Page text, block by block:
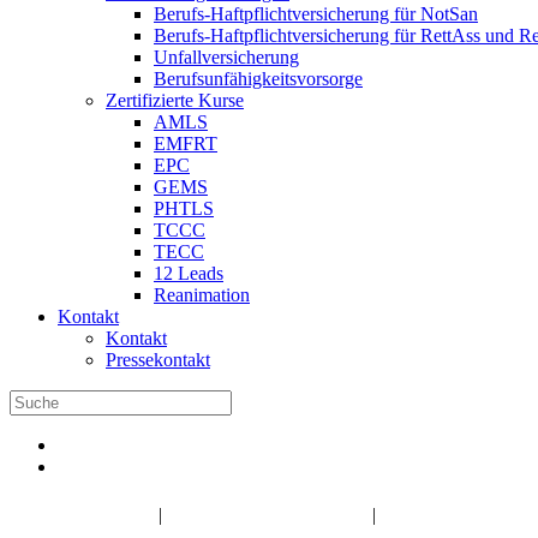
Berufs-Haftpflichtversicherung für NotSan
Berufs-Haftpflichtversicherung für RettAss und
Unfallversicherung
Berufsunfähigkeitsvorsorge
Zertifizierte Kurse
AMLS
EMFRT
EPC
GEMS
PHTLS
TCCC
TECC
12 Leads
Reanimation
Kontakt
Kontakt
Pressekontakt
| |